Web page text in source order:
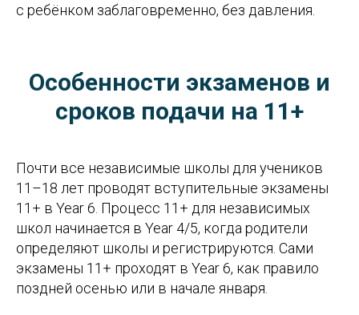
с ребёнком заблаговременно, без давления.
Особенности экзаменов и
сроков подачи на 11+
Почти все независимые школы для учеников
11–18 лет проводят вступительные экзамены
11+ в Year 6. Процесс 11+ для независимых
школ начинается в Year 4/5, когда родители
определяют школы и регистрируются. Сами
экзамены 11+ проходят в Year 6, как правило
поздней осенью или в начале января.